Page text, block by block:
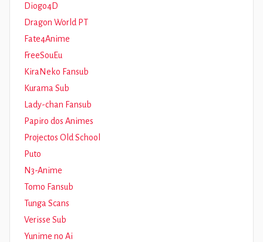
Diogo4D
Dragon World PT
Fate4Anime
FreeSouEu
KiraNeko Fansub
Kurama Sub
Lady-chan Fansub
Papiro dos Animes
Projectos Old School
Puto
N3-Anime
Tomo Fansub
Tunga Scans
Verisse Sub
Yunime no Ai